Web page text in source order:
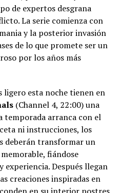
de expertos desgrana
La serie comienza con
y la posterior invasión
de lo que promete ser un
por los años más
ligero esta noche tienen en
(Channel 4, 22:00) una
temporada arranca con el
ni instrucciones, los
deberán transformar un
fiándose
Después llegan
creaciones inspiradas en